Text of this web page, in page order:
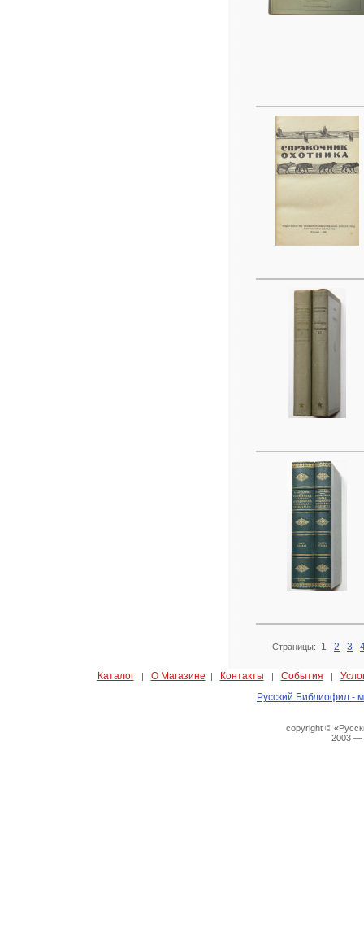
Страницы: 1 2 3
Каталог| О Магазине | Контакты | События |
Русский Библиофил -
copyright ©
2003 —